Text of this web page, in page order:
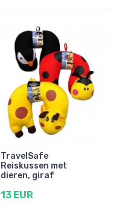
TravelSafe
Reiskussen met
dieren, giraf
13 EUR